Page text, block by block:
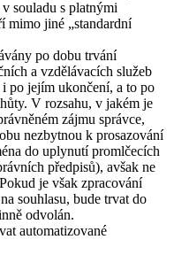
souladu s platnými
mimo jiné „standardní
po dobu trvání
a vzdělávacích služeb
po jejím ukončení, a to po
V rozsahu, v jakém je
zájmu správce,
nezbytnou k prosazování
do uplynutí promlčecích
předpisů), avšak ne
je však zpracování
souhlasu, bude trvat do
odvolán.
automatizované